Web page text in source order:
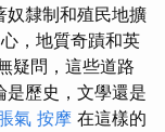
奴隸制和殖民地擴
，地質奇蹟和英
疑問，這些道路
是歷史，文學還是
氣 按摩 在這樣的